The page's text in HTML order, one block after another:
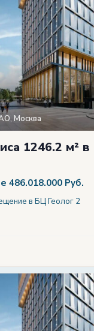
, Москва
1246.2 м²
486.018.000 Руб.
в БЦ Геолог 2